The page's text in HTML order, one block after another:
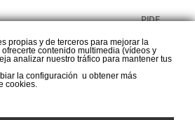
propias y de terceros para mejorar la
contenido multimedia (vídeos y
analizar nuestro tráfico para mantener tus
la configuración u obtener más
cookies.
PIDE
CALORYFRIO